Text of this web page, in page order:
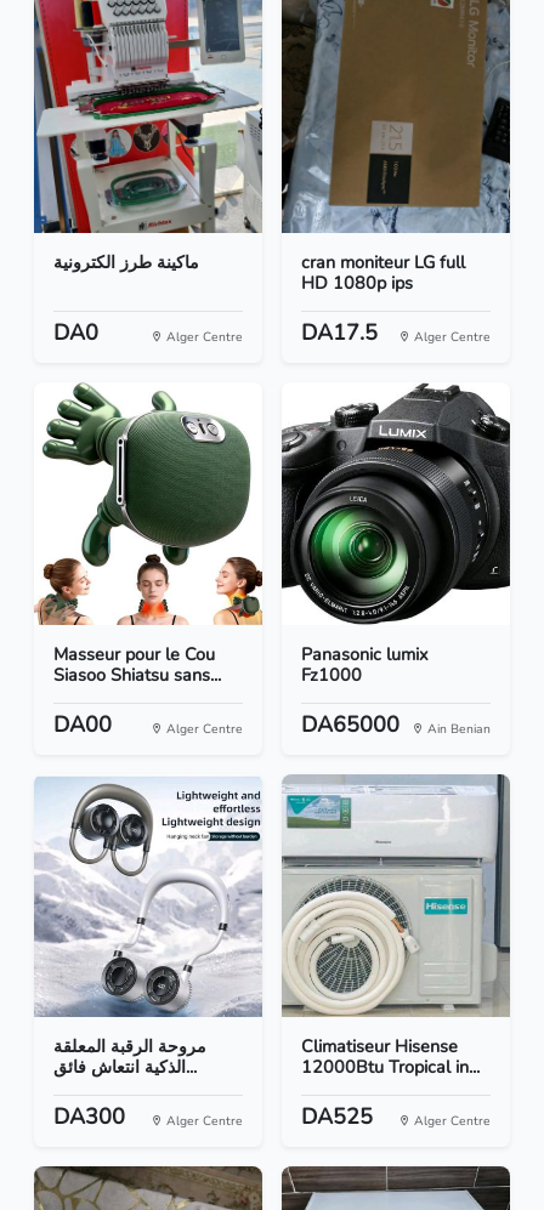
ماكينة طرز الكترونية
DA0 Alger Centre
cran moniteur LG full
HD 1080p ips
DA17.5 Alger Centre
Masseur pour le Cou
Siasoo Shiatsu sans...
DA00 Alger Centre
Panasonic lumix
Fz1000
DA65000 Ain Benian
مروحة الرقبة المعلقة
الذكية انتعاش فائق...
DA300 Alger Centre
Climatiseur Hisense
12000Btu Tropical in...
DA525 Alger Centre